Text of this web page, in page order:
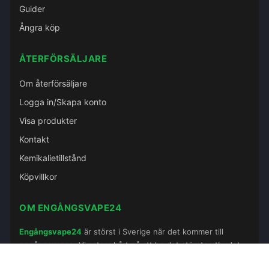
Guider
Ångra köp
ÅTERFÖRSÄLJARE
Om återförsäljare
Logga in/Skapa konto
Visa produkter
Kontakt
Kemikalietillstånd
Köpvillkor
OM ENGÅNGSVAPE24
Engångsvape24 är störst i Sverige när det kommer till
engångsvapes. Vi satsar hårt på att ha det största utbudet